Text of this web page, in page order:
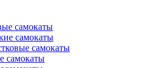
самокаты
самокаты
самокаты
самокаты